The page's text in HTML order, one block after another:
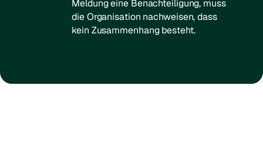
Meldung eine Benachteiligung, muss
die Organisation nachweisen, dass
kein Zusammenhang besteht.